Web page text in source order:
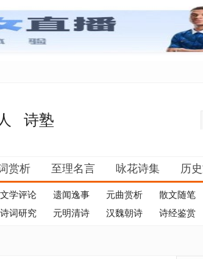
诗塾
赏析 至理名言 咏花诗集 历
文学评论 遗闻逸事 元曲赏析 散文随笔
诗词研究 元明清诗 汉魏朝诗 诗经鉴赏